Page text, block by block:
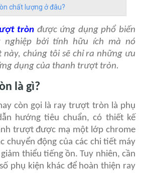
chất lượng ở đâu?
tròn được ứng dụng phổ biến
nghiệp bởi tính hữu ích mà nó
này, chúng tôi sẽ chỉ ra những ưu
dụng của thanh trượt tròn.
là gì?
còn gọi là ray trượt tròn là phụ
hướng tiêu chuẩn, có thiết kế
trượt được mạ một lớp chrome
chuyển động của các chi tiết máy
thiểu tiếng ồn. Tuy nhiên, cần
phụ kiện khác để hoàn thiện ray